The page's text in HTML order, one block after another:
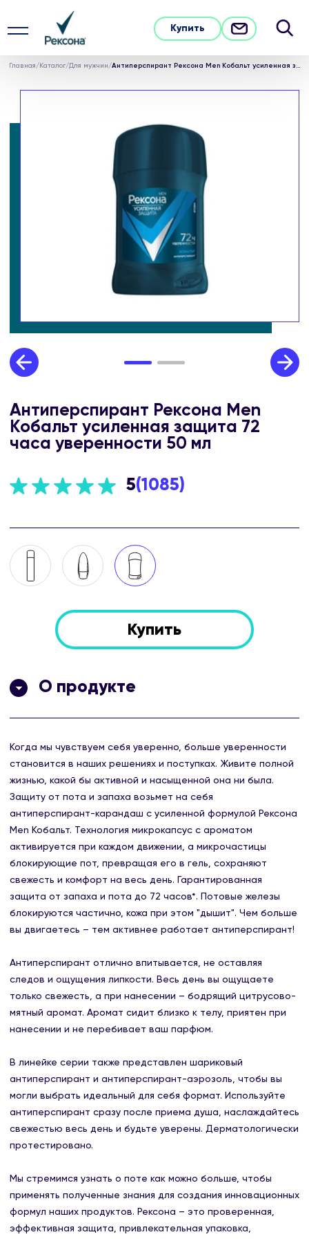
Купить
Главная / Каталог/Для мужчин / Антиперспирант Рексона Men Кобальт усиленная защита 72 часа уверенности 50 мл
Антиперспирант Рексона Men
Кобальт усиленная защита 72
часа уверенности 50 мл
5(1085)
Купить
О продукте
Когда мы чувствуем себя уверенно, больше уверенности
становится в наших решениях и поступках. Живите полной
жизнью, какой бы активной и насыщенной она ни была.
Защиту от пота и запаха возьмет на себя
антиперспирант-карандаш с усиленной формулой Рексона
Men Кобальт. Технология микрокапсус с ароматом
активируется при каждом движении, а микрочастицы
блокирующие пот, превращая его в гель, сохраняют
свежесть и комфорт на весь день. Гарантированная
защита от запаха и пота до 72 часов*. Потовые железы
блокируются частично, кожа при этом "дышит". Чем больше
вы двигаетесь – тем активнее работает антиперспирант!
Антиперспирант отлично впитывается, не оставляя
следов и ощущения липкости. Весь день вы ощущаете
только свежесть, а при нанесении – бодрящий цитрусово-
мятный аромат. Аромат сидит близко к телу, приятен при
нанесении и не перебивает ваш парфюм.
В линейке серии также представлен шариковый
антиперспирант и антиперспирант-аэрозоль, чтобы вы
могли выбрать идеальный для себя формат. Используйте
антиперспирант сразу после приема душа, наслаждайтесь
свежестью весь день и будьте уверены. Дерматологически
протестировано.
Мы стремимся узнать о поте как можно больше, чтобы
применять полученные знания для создания инновационных
формул наших продуктов. Рексона – это проверенная,
эффективная защита, привлекательная упаковка,